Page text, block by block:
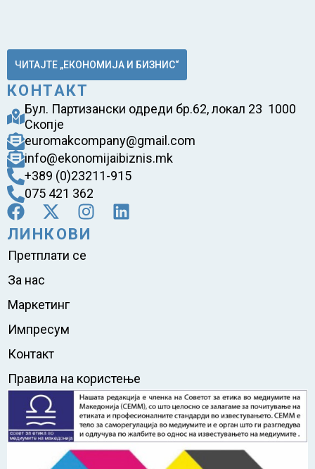
ЧИТАЈТЕ „ЕКОНОМИЈА И БИЗНИС“
КОНТАКТ
Бул. Партизански одреди бр.62, локал 23 1000
Скопје
euromakcompany@gmail.com
info@ekonomijaibiznis.mk
+389 (0)23211-915
075 421 362
ЛИНКОВИ
Претплати се
За нас
Маркетинг
Импресум
Контакт
Правила на користење